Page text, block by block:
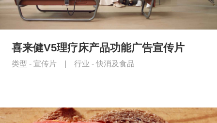
喜来健V5理疗床产品功能广告宣传片
类型 - 宣传片 行业 -快消及食品